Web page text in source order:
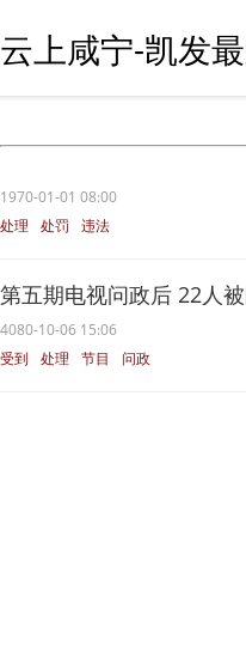
云上咸宁-凯发
1970-01-01 08:00
处理
处罚 违法
第五期电视问政后 22人
4080-10-06 15:06
受到 处理 节目 问政